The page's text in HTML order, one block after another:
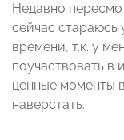
Недавно
сейчас стараюсь
времени, т.к. у
поучаствовать в
ценные моменты
наверстать.